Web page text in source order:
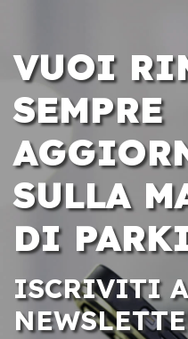
VUOI
SEMPRE
SULLA
DI
ISCRIVITI